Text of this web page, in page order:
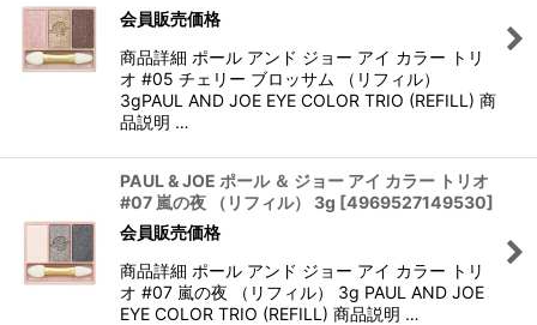
会員販売価格
商品詳細 ポール アンド ジョー アイ カラー トリ
オ #05 チェリー ブロッサム （リフィル）
3gPAUL AND JOE EYE COLOR TRIO (REFILL) 商
品説明 …
PAUL & JOE ポール ＆ ジョー アイ カラー トリオ
#07 嵐の夜 （リフィル） 3g [4969527149530]
会員販売価格
商品詳細 ポール アンド ジョー アイ カラー トリ
オ #07 嵐の夜 （リフィル） 3g PAUL AND JOE
EYE COLOR TRIO (REFILL) 商品説明 …